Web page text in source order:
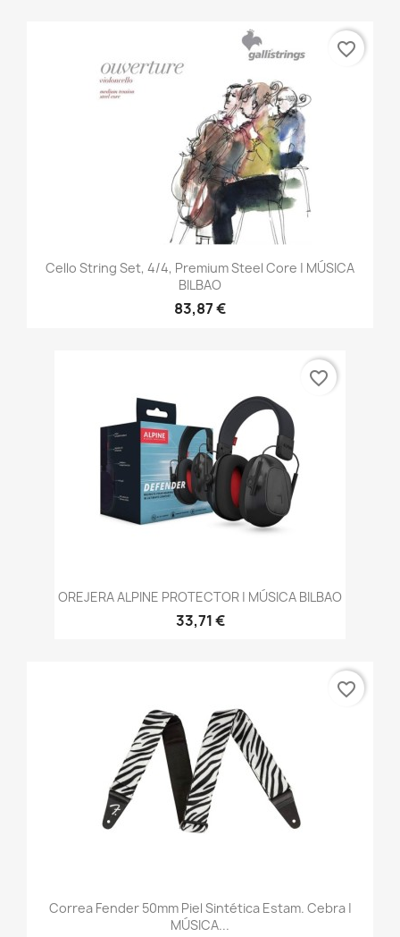
Cello String Set, 4/4, Premium Steel Core | MÚSICA
BILBAO
83,87 €
favorite_border
OREJERA ALPINE PROTECTOR | MÚSICA BILBAO
33,71 €
favorite_border
Correa Fender 50mm Piel Sintética Estam. Cebra |
MÚSICA...
favorite_border